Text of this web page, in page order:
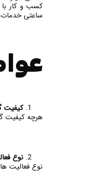
کسب و کار با
ساعتی خدمات
کیفیت
هرچه کیفیت
نوع
نوع فعالیت